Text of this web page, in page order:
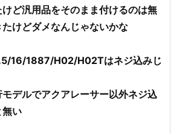
ど汎用品をそのまま付けるのは無
けどダメなんじゃないかな
16/1887/H02/H02Tはネジ込みじ
デルでアクアレーサー以外ネジ込
無い